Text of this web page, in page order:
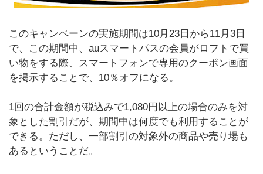
このキャンペーンの実施期間は10月23日から11月3日
で、この期間中、auスマートパスの会員がロフトで買
い物をする際、スマートフォンで専用のクーポン画面
を掲示することで、10％オフになる。
1回の合計金額が税込みで1,080円以上の場合のみを対
象とした割引だが、期間中は何度でも利用することが
できる。ただし、一部割引の対象外の商品や売り場も
あるということだ。